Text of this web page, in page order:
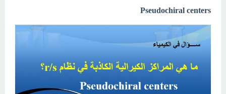
Pseudochiral centers